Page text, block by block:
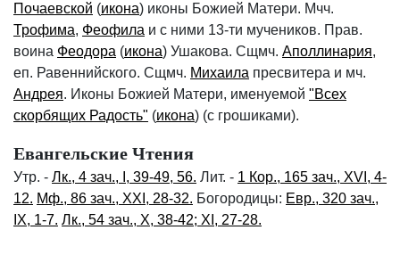
Почаевской (икона) иконы Божией Матери. Мчч.
Трофима, Феофила и с ними 13-ти мучеников. Прав.
воина Феодора (икона) Ушакова. Сщмч. Аполлинария,
еп. Равеннийского. Сщмч. Михаила пресвитера и мч.
Андрея. Иконы Божией Матери, именуемой "Всех
скорбящих Радость" (икона) (с грошиками).
Евангельские Чтения
Утр. - Лк., 4 зач., I, 39-49, 56. Лит. - 1 Кор., 165 зач., XVI, 4-
12. Мф., 86 зач., XXI, 28-32. Богородицы: Евр., 320 зач.,
IX, 1-7. Лк., 54 зач., X, 38-42; XI, 27-28.